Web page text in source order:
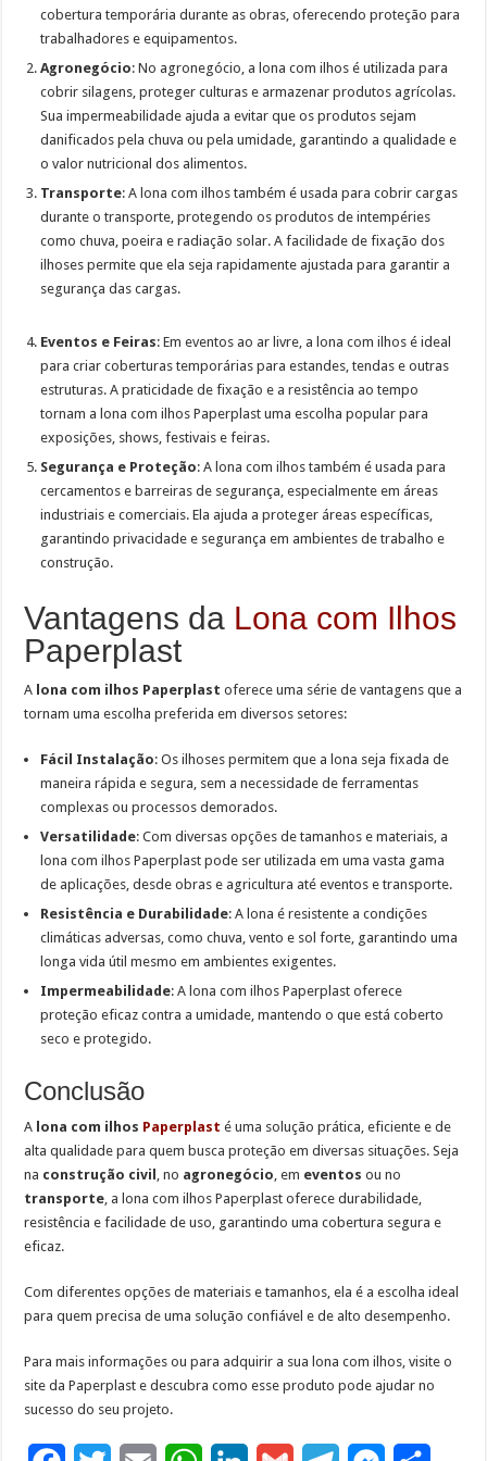
cobertura temporária durante as obras, oferecendo proteção para
trabalhadores e equipamentos.
Agronegócio: No agronegócio, a lona com ilhos é utilizada para
cobrir silagens, proteger culturas e armazenar produtos agrícolas.
Sua impermeabilidade ajuda a evitar que os produtos sejam
danificados pela chuva ou pela umidade, garantindo a qualidade e
o valornutricional dos alimentos.
Transporte: A lona com ilhos também é usada para cobrir cargas
durante o transporte, protegendo os produtos de intempéries
como chuva, poeira e radiação solar. A facilidade de fixação dos
ilhoses permite que ela seja rapidamente ajustada para garantir a
segurança das cargas.
Eventos e Feiras: Em eventos ao ar livre, a lona com ilhos é ideal
para criar coberturas temporárias para estandes, tendas e outras
estruturas. A praticidade de fixação e a resistência ao tempo
tornam a lona com ilhos Paperplast uma escolha popular para
exposições, shows, festivais e feiras.
Segurança e Proteção: A lona com ilhos também é usada para
cercamentos e barreiras de segurança, especialmente em áreas
industriais e comerciais. Ela ajuda a proteger áreas específicas,
garantindo privacidade e segurança em ambientes de trabalho e
construção.
Vantagens da Lona com Ilhos
Paperplast
A lona com ilhos Paperplast oferece uma série de vantagens que a
tornam uma escolha preferida em diversos setores:
Fácil Instalação: Os ilhoses permitem que a lona seja fixada de
maneira rápida e segura, sem a necessidade de ferramentas
complexas ou processos demorados.
Versatilidade:Com diversas opções de tamanhos e materiais, a
lona com ilhosPaperplast pode ser utilizada em uma vasta gama
de aplicações, desde obras e agricultura até eventos e transporte.
Resistência e Durabilidade: A lona é resistente a condições
climáticas adversas, como chuva, vento e sol forte, garantindo uma
longa vida útil mesmo em ambientes exigentes.
Impermeabilidade: A lona com ilhos Paperplast oferece
proteção eficaz contra aumidade, mantendo o que está coberto
seco e protegido.
Conclusão
A lona com ilhos Paperplast é uma solução prática, eficiente e de
alta qualidade para quem busca proteção em diversas situações. Seja
na construção civil , no agronegócio, em eventos ou no
transporte, a lona com ilhos Paperplast oferece durabilidade,
resistência e facilidade de uso, garantindo uma cobertura segura e
eficaz.
Com diferentes opções de materiais e tamanhos, ela é a escolha ideal
para quem precisa de uma solução confiável e de alto desempenho.
Para mais informações ou para adquirir a sua lona com ilhos, visite o
site da Paperplast e descubra como esse produto pode ajudar no
sucesso do seu projeto.